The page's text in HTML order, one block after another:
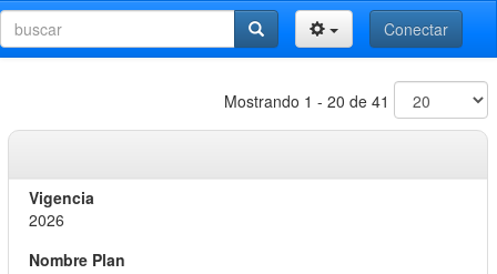
Conectar
Mostrando 1 - 20 de 41
2026